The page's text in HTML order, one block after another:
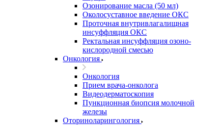
Озонирование масла (50 мл)
Околосуставное введение ОКС
Проточная внутривлагалищная
инсуффляция ОКС
Ректальная инсуффляция озоно-
кислородной смесью
Онкология
Онкология
Прием врача-онколога
Видеодерматоскопия
Пункционная биопсия молочной
железы
Оториноларингология